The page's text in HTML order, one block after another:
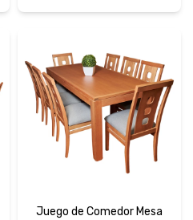
Juego de Comedor Mesa